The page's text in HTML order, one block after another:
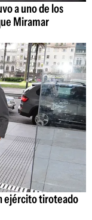
a uno de los
Miramar
ejército tiroteado